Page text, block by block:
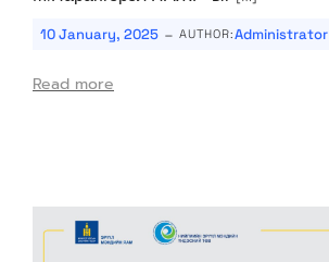
10 January, 2025 - AUTHOR:Administrator
Read more